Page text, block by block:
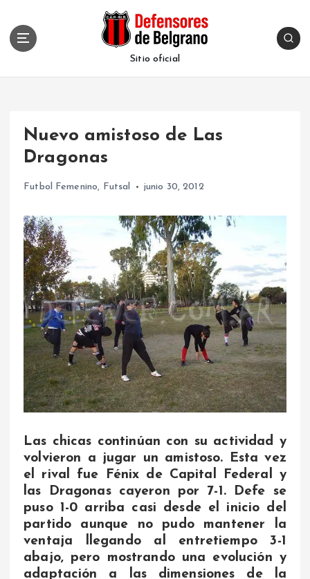
Sitio oficial
Nuevo amistoso de Las
Dragonas
Futbol Femenino, Futsal junio 30, 2012
Las chicas continúan con su actividad y
volvieron a jugar un amistoso. Esta vez
el rival fue Fénix de Capital Federal y
las Dragonas cayeron por 7-1. Defe se
puso 1-0 arriba casi desde el inicio del
partido aunque no pudo mantener la
ventaja llegando al entretiempo 3-1
abajo, pero mostrando una evolución y
adaptación a las dimensiones de la